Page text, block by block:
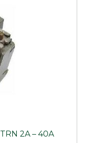
2A – 40A